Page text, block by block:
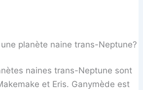
une planète naine trans-Neptune?
naines trans-Neptune sont
et Eris. Ganymède est